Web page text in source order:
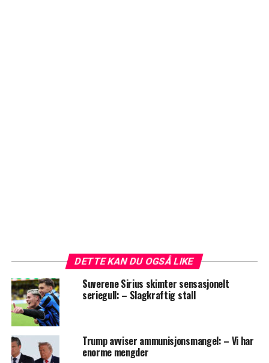
DETTE KAN DU OGSÅ LIKE
Suverene Sirius skimter sensasjonelt
seriegull: – Slagkraftig stall
Trump avviser ammunisjonsmangel: – Vi har
enorme mengder